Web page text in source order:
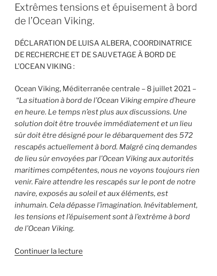
Extrêmes tensions et épuisement à bord
de l’Ocean Viking.
DÉCLARATION DE LUISA ALBERA, COORDINATRICE
DE RECHERCHE ET DE SAUVETAGE À BORD DE
L’OCEAN VIKING :
Ocean Viking, Méditerranée centrale – 8 juillet 2021 –
“La situation à bord de l’Ocean Viking empire d’heure
en heure. Le temps n’est plus aux discussions. Une
solution doit être trouvée immédiatement et un lieu
sûr doit être désigné pour le débarquement des 572
rescapés actuellement à bord. Malgré cinq demandes
de lieu sûr envoyées par l’Ocean Viking aux autorités
maritimes compétentes, nous ne voyons toujours rien
venir. Faire attendre les rescapés sur le pont de notre
navire, exposés au soleil et aux éléments, est
inhumain. Cela dépasse l’imagination. Inévitablement,
les tensions et l’épuisement sont à l’extrême à bord
de l’Ocean Viking.
Continuer la lecture